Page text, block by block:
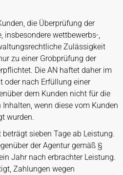
die Überprüfung der
insbesondere wettbewerbs-,
Zulässigkeit
zu einer Grobprüfung der
Die AN haftet daher im
oder nach Erfüllung einer
dem Kunden nicht für die
wenn diese vom Kunden
wurden.
sieben Tage ab Leistung.
der Agentur gemäß §
Jahr nach erbrachter Leistung.
Zahlungen wegen